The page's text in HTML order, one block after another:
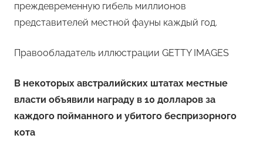
преждевременную гибель миллионов
представителей местной фауны каждый год.
Правообладатель иллюстрации GETTY IMAGES
В некоторых австралийских штатах местные
власти объявили награду в 10 долларов за
каждого пойманного и убитого беспризорного
кота